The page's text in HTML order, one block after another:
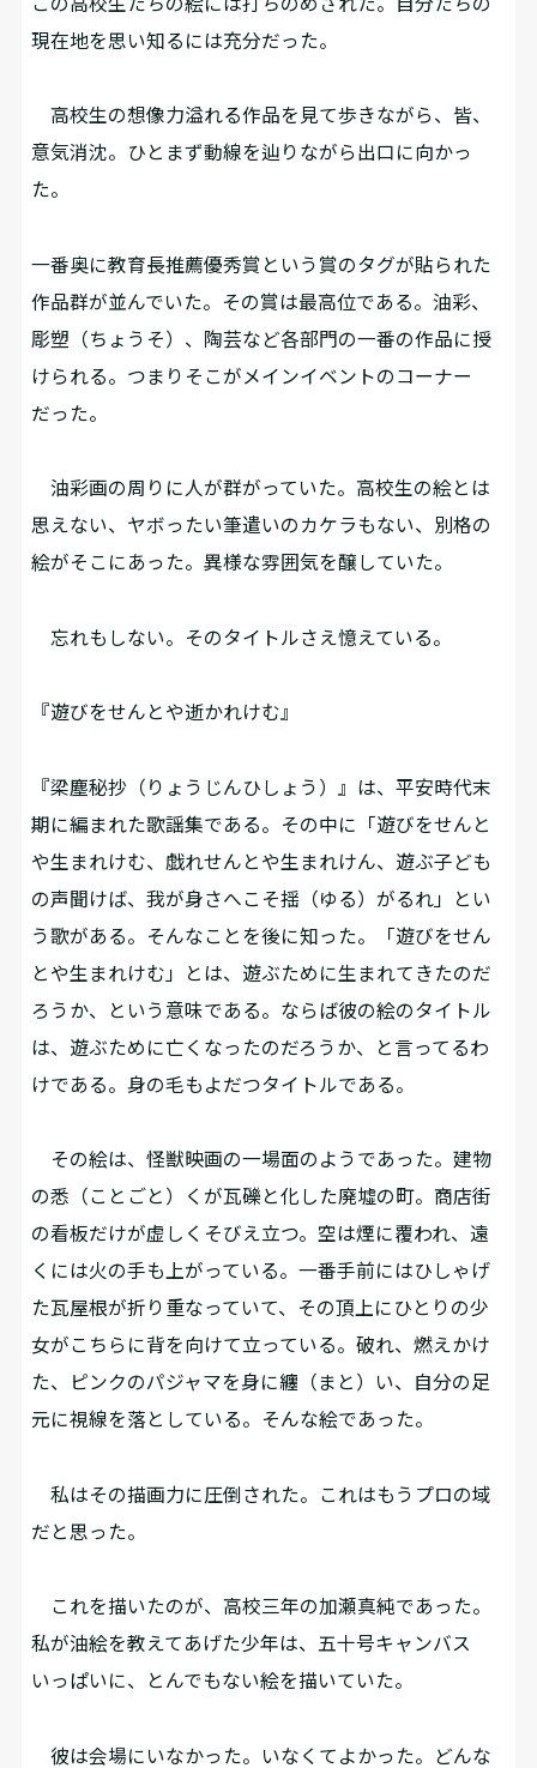
現在地を思い知るには充分だった。
高校生の想像力溢れる作品を見て歩きながら、皆、
意気消沈。ひとまず動線を辿りながら出口に向かっ
た。
一番奥に教育長推薦優秀賞という賞のタグが貼られた
作品群が並んでいた。その賞は最高位である。油彩、
彫塑（ちょうそ）、陶芸など各部門の一番の作品に授
けられる。つまりそこがメインイベントのコーナー
だった。
油彩画の周りに人が群がっていた。高校生の絵とは
思えない、ヤボったい筆遣いのカケラもない、別格の
絵がそこにあった。異様な雰囲気を醸していた。
忘れもしない。そのタイトルさえ憶えている。
『遊びをせんとや逝かれけむ』
『梁塵秘抄（りょうじんひしょう）』は、平安時代末
期に編まれた歌謡集である。その中に「遊びをせんと
や生まれけむ、戯れせんとや生まれけん、遊ぶ子ども
の声聞けば、我が身さへこそ揺（ゆる）がるれ」とい
う歌がある。そんなことを後に知った。「遊びをせん
とや生まれけむ」とは、遊ぶために生まれてきたのだ
ろうか、という意味である。ならば彼の絵のタイトル
は、遊ぶために亡くなったのだろうか、と言ってるわ
けである。身の毛もよだつタイトルである。
その絵は、怪獣映画の一場面のようであった。建物
の悉（ことごと）くが瓦礫と化した廃墟の町。商店街
の看板だけが虚しくそびえ立つ。空は煙に覆われ、遠
くには火の手も上がっている。一番手前にはひしゃげ
た瓦屋根が折り重なっていて、その頂上にひとりの少
女がこちらに背を向けて立っている。破れ、燃えかけ
た、ピンクのパジャマを身に纏（まと）い、自分の足
元に視線を落としている。そんな絵であった。
私はその描画力に圧倒された。これはもうプロの域
だと思った。
これを描いたのが、高校三年の加瀬真純であった。
私が油絵を教えてあげた少年は、五十号キャンバス
いっぱいに、とんでもない絵を描いていた。
彼は会場にいなかった。いなくてよかった。どんな